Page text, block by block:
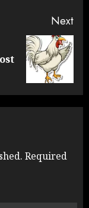
Next
Required